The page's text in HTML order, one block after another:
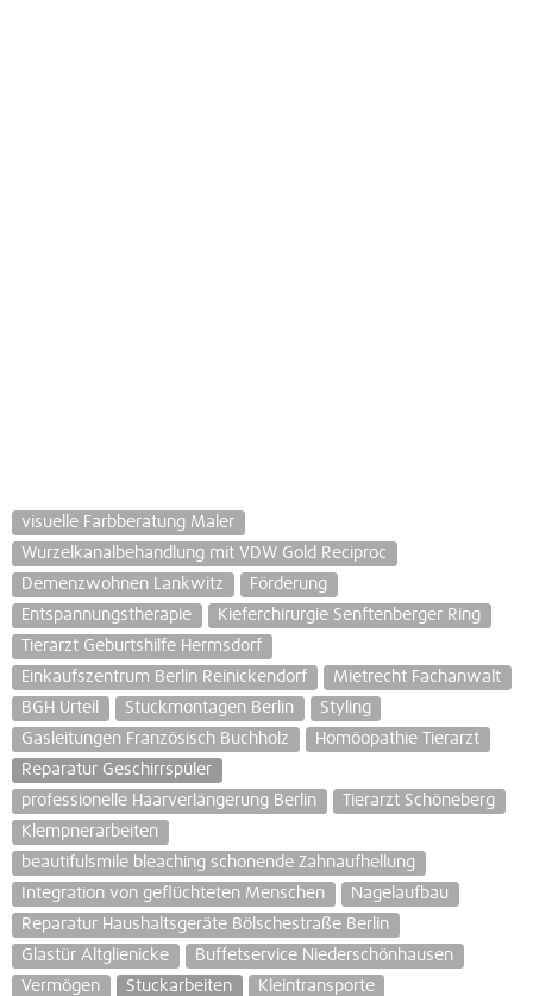
visuelle Farbberatung Maler
Wurzelkanalbehandlung mit VDW Gold Reciproc
Demenzwohnen Lankwitz
Förderung
Entspannungstherapie
Kieferchirurgie Senftenberger Ring
Tierarzt Geburtshilfe Hermsdorf
Einkaufszentrum Berlin Reinickendorf
Mietrecht Fachanwalt
BGH Urteil
Stuckmontagen Berlin
Styling
Gasleitungen Französisch Buchholz
Homöopathie Tierarzt
Reparatur Geschirrspüler
professionelle Haarverlängerung Berlin
Tierarzt Schöneberg
Klempnerarbeiten
beautifulsmile bleaching schonende Zahnaufhellung
Integration von geflüchteten Menschen
Nagelaufbau
Reparatur Haushaltsgeräte Bölschestraße Berlin
Glastür Altglienicke
Buffetservice Niederschönhausen
Vermögen
Stuckarbeiten
Kleintransporte